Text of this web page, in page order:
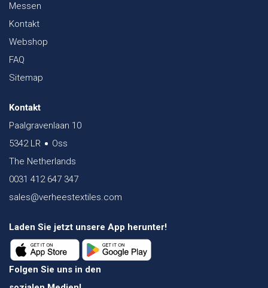
Messen
Kontakt
Webshop
FAQ
Sitemap
Kontakt
Paalgravenlaan 10
5342 LR
Oss
The Netherlands
0031 412 647 347
sales@verheestextiles.com
Laden Sie jetzt unsere App herunter!
Folgen Sie uns in den